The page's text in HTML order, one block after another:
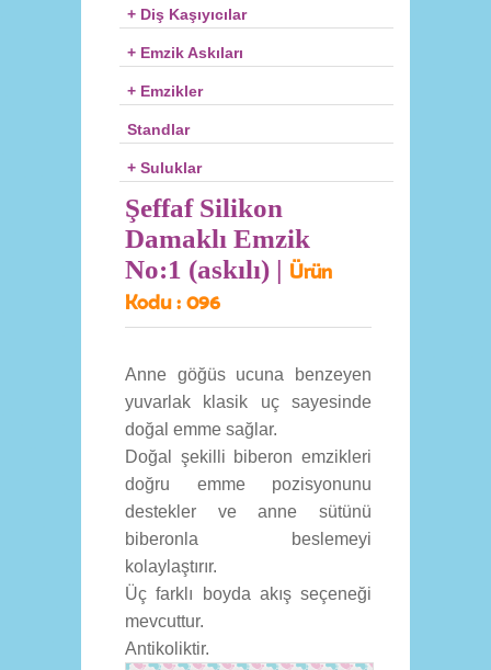
+ Diş Kaşıyıcılar
+ Emzik Askıları
+ Emzikler
Standlar
+ Suluklar
Şeffaf Silikon
Damaklı Emzik
No:1 (askılı) | Ürün
Kodu : 096
Anne göğüs ucuna benzeyen
yuvarlak klasik uç sayesinde
doğal emme sağlar.
Doğal şekilli biberon emzikleri
doğru emme pozisyonunu
destekler ve anne sütünü
biberonla beslemeyi
kolaylaştırır.
Üç farklı boyda akış seçeneği
mevcuttur.
Antikoliktir.